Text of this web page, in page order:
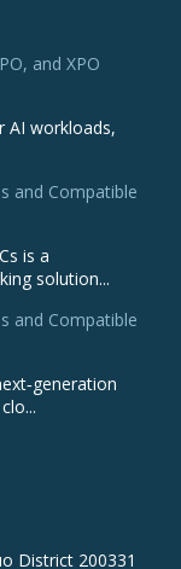
and XPO
AI workloads,
and Compatible
is a
solution...
and Compatible
District 200331